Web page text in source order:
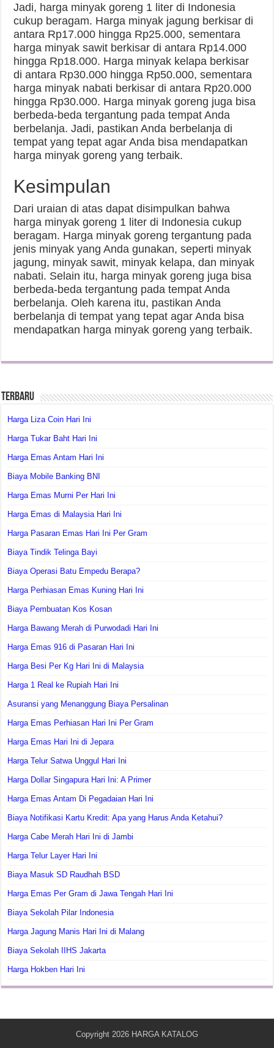
Jadi, harga minyak goreng 1 liter di Indonesia
cukup beragam. Harga minyak jagung berkisar di
antara Rp17.000 hingga Rp25.000, sementara
harga minyak sawit berkisar di antara Rp14.000
hingga Rp18.000. Harga minyak kelapa berkisar
di antara Rp30.000 hingga Rp50.000, sementara
harga minyak nabati berkisar di antara Rp20.000
hingga Rp30.000. Harga minyak goreng juga bisa
berbeda-beda tergantung pada tempat Anda
berbelanja. Jadi, pastikan Anda berbelanja di
tempat yang tepat agar Anda bisa mendapatkan
harga minyak goreng yang terbaik.
Kesimpulan
Dari uraian di atas dapat disimpulkan bahwa
harga minyak goreng 1 liter di Indonesia cukup
beragam. Harga minyak goreng tergantung pada
jenis minyak yang Anda gunakan, seperti minyak
jagung, minyak sawit, minyak kelapa, dan minyak
nabati. Selain itu, harga minyak goreng juga bisa
berbeda-beda tergantung pada tempat Anda
berbelanja. Oleh karena itu, pastikan Anda
berbelanja di tempat yang tepat agar Anda bisa
mendapatkan harga minyak goreng yang terbaik.
Terbaru
Harga Liza Coin Hari Ini
Harga Tukar Baht Hari Ini
Harga Emas Antam Hari Ini
Biaya Mobile Banking BNI
Harga Emas Murni Per Hari Ini
Harga Emas di Malaysia Hari Ini
Harga Pasaran Emas Hari Ini Per Gram
Biaya Tindik Telinga Bayi
Biaya Operasi Batu Empedu Berapa?
Harga Perhiasan Emas Kuning Hari Ini
Biaya Pembuatan Kos Kosan
Harga Bawang Merah di Purwodadi Hari Ini
Harga Emas 916 di Pasaran Hari Ini
Harga Besi Per Kg Hari Ini di Malaysia
Harga 1 Real ke Rupiah Hari Ini
Asuransi yang Menanggung Biaya Persalinan
Harga Emas Perhiasan Hari Ini Per Gram
Harga Emas Hari Ini di Jepara
Harga Telur Satwa Unggul Hari Ini
Harga Dollar Singapura Hari Ini: A Primer
Harga Emas Antam Di Pegadaian Hari Ini
Biaya Notifikasi Kartu Kredit: Apa yang Harus Anda Ketahui?
Harga Cabe Merah Hari Ini di Jambi
Harga Telur Layer Hari Ini
Biaya Masuk SD Raudhah BSD
Harga Emas Per Gram di Jawa Tengah Hari Ini
Biaya Sekolah Pilar Indonesia
Harga Jagung Manis Hari Ini di Malang
Biaya Sekolah IIHS Jakarta
Harga Hokben Hari Ini
Copyright 2026 HARGA KATALOG